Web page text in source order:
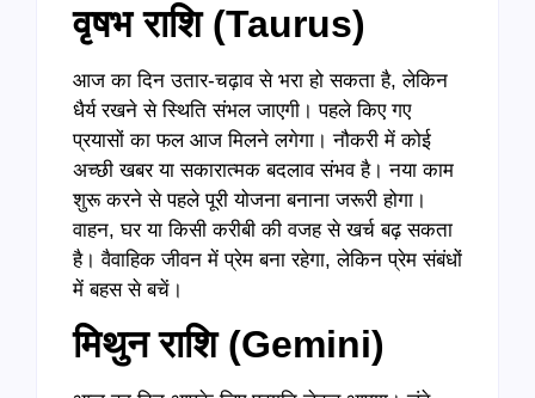
वृषभ राशि (Taurus)
आज का दिन उतार-चढ़ाव से भरा हो सकता है, लेकिन
धैर्य रखने से स्थिति संभल जाएगी। पहले किए गए
प्रयासों का फल आज मिलने लगेगा। नौकरी में कोई
अच्छी खबर या सकारात्मक बदलाव संभव है। नया काम
शुरू करने से पहले पूरी योजना बनाना जरूरी होगा।
वाहन, घर या किसी करीबी की वजह से खर्च बढ़ सकता
है। वैवाहिक जीवन में प्रेम बना रहेगा, लेकिन प्रेम संबंधों
में बहस से बचें।
मिथुन राशि (Gemini)